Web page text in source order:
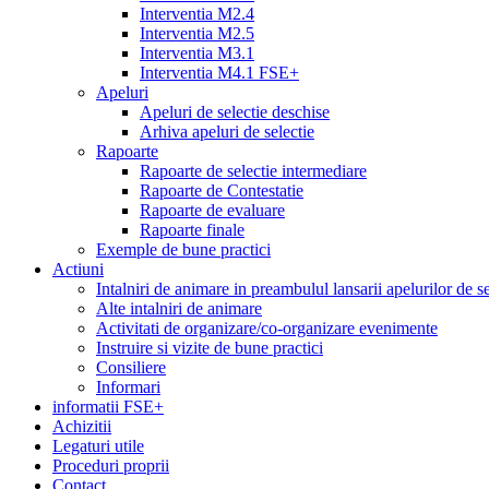
Interventia M2.4
Interventia M2.5
Interventia M3.1
Interventia M4.1 FSE+
Apeluri
Apeluri de selectie deschise
Arhiva apeluri de selectie
Rapoarte
Rapoarte de selectie intermediare
Rapoarte de Contestatie
Rapoarte de evaluare
Rapoarte finale
Exemple de bune practici
Actiuni
Intalniri de animare in preambulul lansarii apelurilor de
Alte intalniri de animare
Activitati de organizare/co-organizare evenimente
Instruire si vizite de bune practici
Consiliere
Informari
informatii FSE+
Achizitii
Legaturi utile
Proceduri proprii